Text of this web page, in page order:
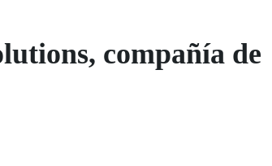
compañía de